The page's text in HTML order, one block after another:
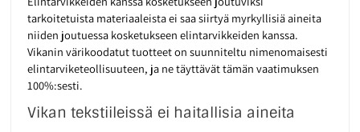
tarkoitetuista materiaaleista ei saa siirtyä myrkyllisiä aineita
niiden joutuessa kosketukseen elintarvikkeiden kanssa.
Vikanin värikoodatut tuotteet on suunniteltu nimenomaisesti
elintarviketeollisuuteen, ja ne täyttävät tämän vaatimuksen
100%:sesti.
Vikan tekstiileissä ei haitallisia aineita